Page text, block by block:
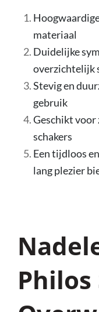
materiaal
Duidelijke
overzichtelijk
Stevig en
gebruik
Geschikt voor
schakers
Een tijdloos
lang plezier
Philos